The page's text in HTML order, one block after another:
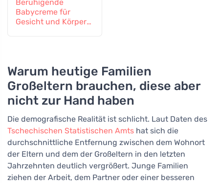
Beruhigende
Babycreme für
Gesicht und Körper
Warum heutige Familien
Großeltern brauchen, diese aber
nicht zur Hand haben
Die demografische Realität ist schlicht. Laut Daten des
Tschechischen Statistischen Amts hat sich die
durchschnittliche Entfernung zwischen dem Wohnort
der Eltern und dem der Großeltern in den letzten
Jahrzehnten deutlich vergrößert. Junge Familien
ziehen der Arbeit, dem Partner oder einer besseren